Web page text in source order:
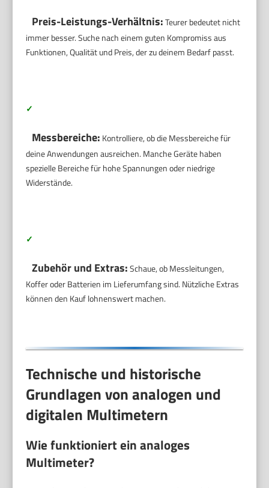
Preis-Leistungs-Verhältnis:Teurer bedeutet nicht
immer besser. Suche nach einem guten Kompromiss aus
Funktionen, Qualität und Preis, der zu deinem Bedarf passt.
✓
Messbereiche: Kontrolliere, ob die Messbereiche für
deine Anwendungen ausreichen. Manche Geräte haben
spezielle Bereiche für hohe Spannungen oder niedrige
Widerstände.
✓
Zubehör und Extras:Schaue, ob Messleitungen,
Koffer oder Batterien im Lieferumfang sind. Nützliche Extras
können den Kauf lohnenswert machen.
Technische und historische
Grundlagen von analogen und
digitalen Multimetern
Wie funktioniert ein analoges
Multimeter?